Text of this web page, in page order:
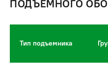
ПОДЪЕМНОГО
Тип подъемника